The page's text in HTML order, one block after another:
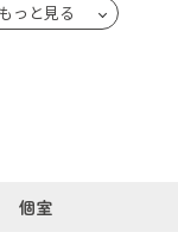
田駅は急行停車
もっと見る
個室